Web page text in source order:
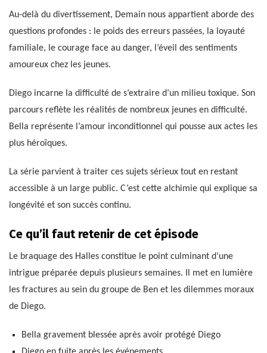
Au-delà du divertissement, Demain nous appartient aborde des
questions profondes : le poids des erreurs passées, la loyauté
familiale, le courage face au danger, l’éveil des sentiments
amoureux chez les jeunes.
Diego incarne la difficulté de s’extraire d’un milieu toxique. Son
parcours reflète les réalités de nombreux jeunes en difficulté.
Bella représente l’amour inconditionnel qui pousse aux actes les
plus héroïques.
La série parvient à traiter ces sujets sérieux tout en restant
accessible à un large public. C’est cette alchimie qui explique sa
longévité et son succès continu.
Ce qu’il faut retenir de cet épisode
Le braquage des Halles constitue le point culminant d’une
intrigue préparée depuis plusieurs semaines. Il met en lumière
les fractures au sein du groupe de Ben et les dilemmes moraux
de Diego.
Bella gravement blessée après avoir protégé Diego